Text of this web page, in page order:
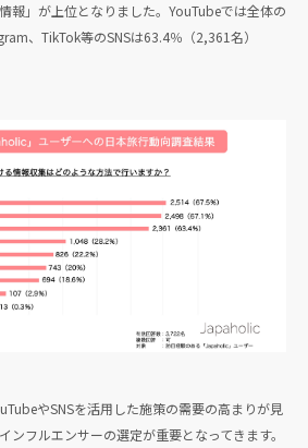
報」が上位となりました。YouTubeでは全体の
、TikTok等のSNSは63.4％（2,361名）
やSNSを活用した施策の需要の高まりが見
ンフルエンサーの選定が重要となってきます。